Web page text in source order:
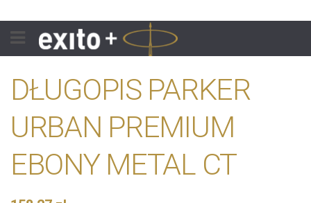
DŁUGOPIS PARKER
URBAN PREMIUM
EBONY METAL CT